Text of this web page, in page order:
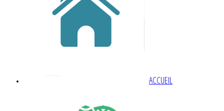
ACCUEIL